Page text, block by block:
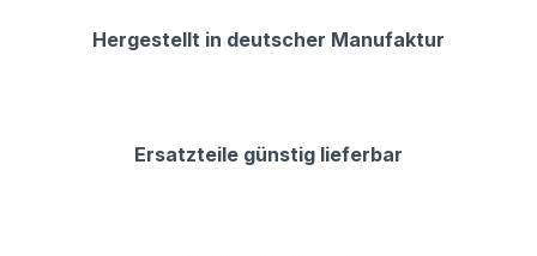
Hergestellt in deutscher Manufaktur
Ersatzteile günstig lieferbar